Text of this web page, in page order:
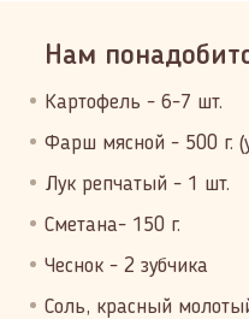
Нам
Картофель - 6-7 шт.
Фарш мясной - 500 г.
Лук репчатый - 1 шт.
Сметана- 150 г.
Чеснок - 2 зубчика
Соль, красный